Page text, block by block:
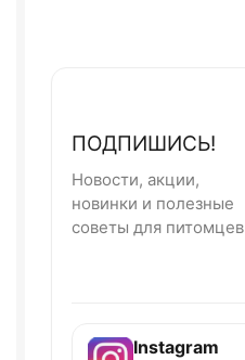
ПОДПИШИСЬ!
Новости, акции,
новинки и полезные
советы для питомцев
Instagram